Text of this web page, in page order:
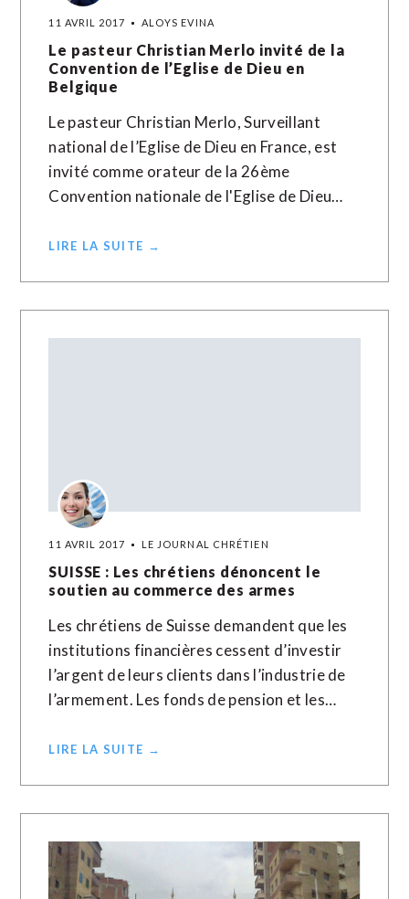
11 AVRIL 2017 ALOYS EVINA
Le pasteur Christian Merlo invité de la
Convention de l’Eglise de Dieu en
Belgique
Le pasteur Christian Merlo, Surveillant
national de l’Eglise de Dieu en France, est
invité comme orateur de la 26ème
Convention nationale de l'Eglise de Dieu…
LIRE LA SUITE →
11 AVRIL 2017 LE JOURNAL CHRÉTIEN
SUISSE : Les chrétiens dénoncent le
soutien au commerce des armes
Les chrétiens de Suisse demandent que les
institutions financières cessent d’investir
l’argent de leurs clients dans l’industrie de
l’armement. Les fonds de pension et les…
LIRE LA SUITE →